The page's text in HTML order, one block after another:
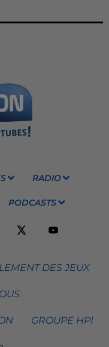
RADIO
PODCASTS
DES JEUX
GROUPE HPI